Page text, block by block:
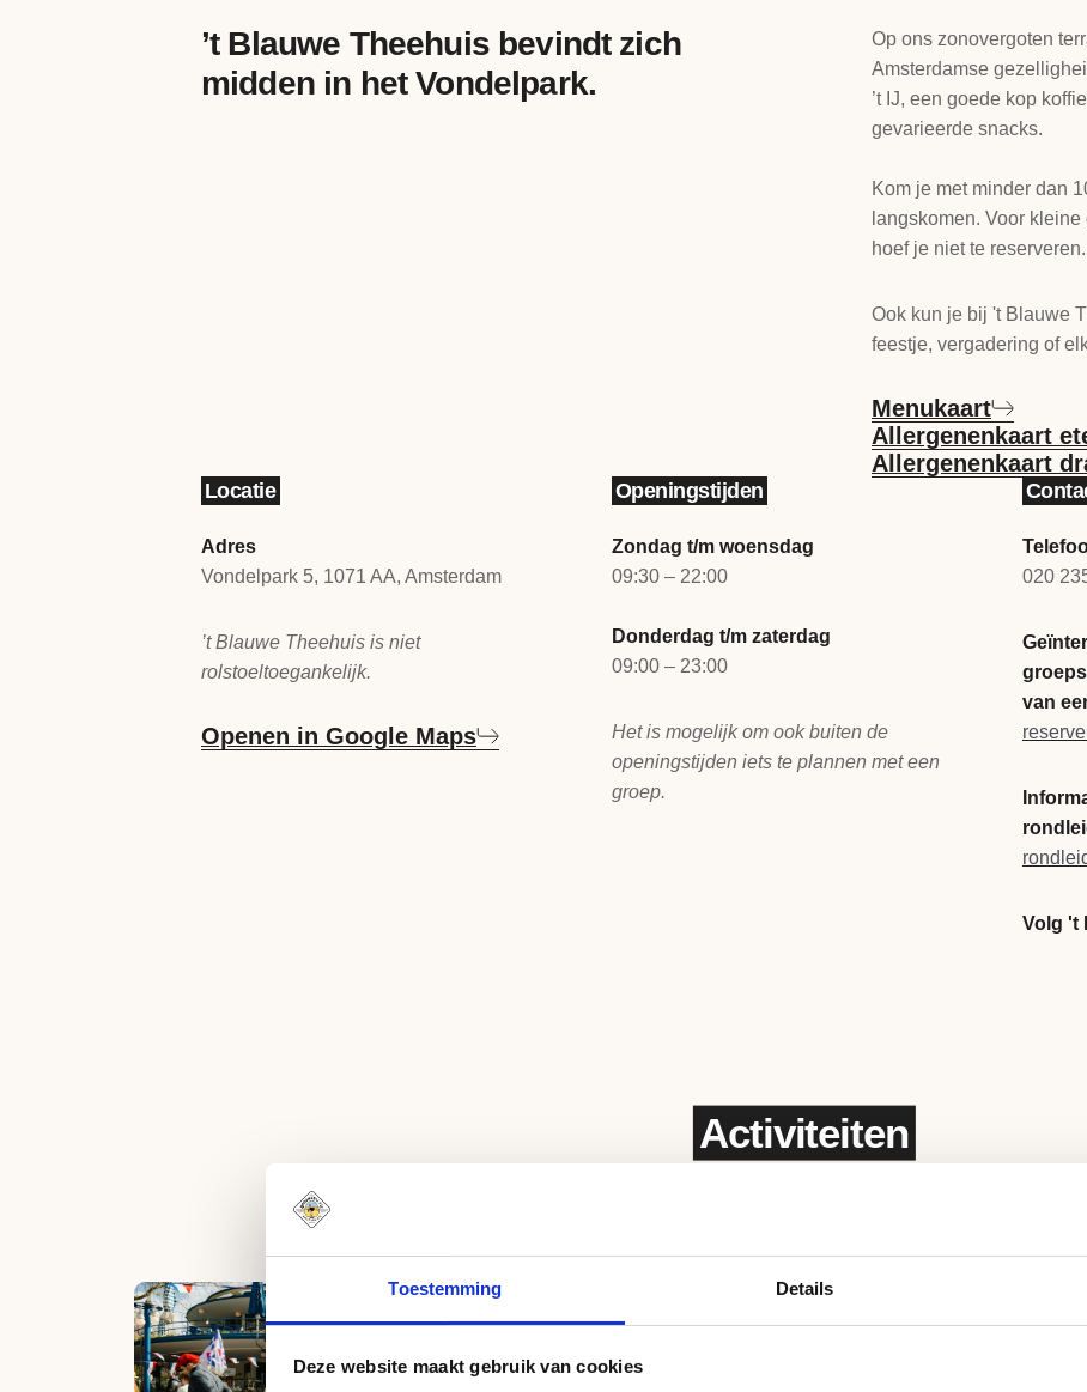
Toestemming Details
Deze website maakt gebruik van cookies
’t Blauwe Theehuis bevindt zich
midden in het Vondelpark.
Op ons zonovergoten
Amsterdamse
’t IJ, een goede kop
gevarieerde snacks.
Kom je met minder dan
langskomen. Voor
hoef je niet te reserveren.
Ook kun je bij 't Blauwe
feestje, vergadering of
Menukaart
Allergenenkaart
Allergenenkaart
Locatie
Adres
Vondelpark 5, 1071 AA, Amsterdam
’t Blauwe Theehuis is niet
rolstoeltoegankelijk.
Openen in Google Maps
Openingstijden
Zondag t/m woensdag
09:30 – 22:00
Donderdag t/m zaterdag
09:00 – 23:00
Het is mogelijk om ook buiten de
openingstijden iets te plannen met een
groep.
020
van
Volg 't
Activiteiten